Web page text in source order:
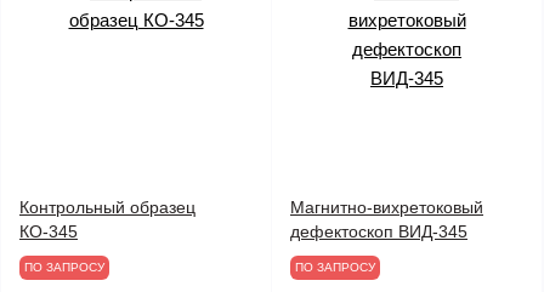
Контрольный образец
КО-345
ПО ЗАПРОСУ
Магнитно-вихретоковый
дефектоскоп ВИД-345
ПО ЗАПРОСУ